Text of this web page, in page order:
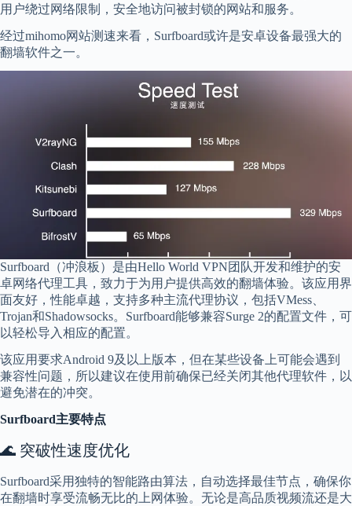
用户绕过网络限制，安全地访问被封锁的网站和服务。
经过mihomo网站测速来看，Surfboard或许是安卓设备最强大的
翻墙软件之一。
Surfboard（冲浪板）是由Hello World VPN团队开发和维护的安
卓网络代理工具，致力于为用户提供高效的翻墙体验。该应用界
面友好，性能卓越，支持多种主流代理协议，包括VMess、
Trojan和Shadowsocks。Surfboard能够兼容Surge 2的配置文件，可
以轻松导入相应的配置。
该应用要求Android 9及以上版本，但在某些设备上可能会遇到
兼容性问题，所以建议在使用前确保已经关闭其他代理软件，以
避免潜在的冲突。
Surfboard主要特点
🌊 突破性速度优化
Surfboard采用独特的智能路由算法，自动选择最佳节点，确保你
在翻墙时享受流畅无比的上网体验。无论是高品质视频流还是大